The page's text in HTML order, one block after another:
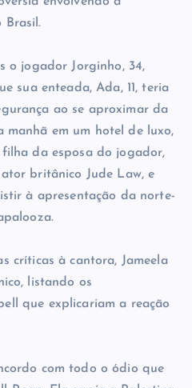
Brasil.
o jogador Jorginho, 34,
sua enteada, Ada, 11, teria
ao se aproximar da
em um hotel de luxo,
filha da esposa do jogador,
britânico Jude Law, e
à apresentação da norte-
críticas à cantora, Jameela
listando os
que explicariam a reação
com todo o ódio que